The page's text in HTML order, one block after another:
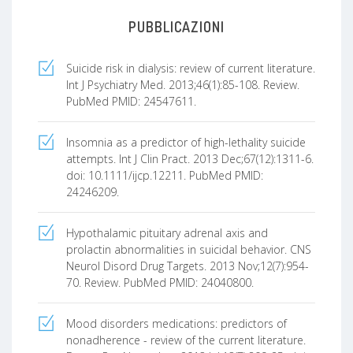
PUBBLICAZIONI
Suicide risk in dialysis: review of current literature.
Int J Psychiatry Med. 2013;46(1):85-108. Review.
PubMed PMID: 24547611.
Insomnia as a predictor of high-lethality suicide
attempts. Int J Clin Pract. 2013 Dec;67(12):1311-6.
doi: 10.1111/ijcp.12211. PubMed PMID:
24246209.
Hypothalamic pituitary adrenal axis and
prolactin abnormalities in suicidal behavior. CNS
Neurol Disord Drug Targets. 2013 Nov;12(7):954-
70. Review. PubMed PMID: 24040800.
Mood disorders medications: predictors of
nonadherence - review of the current literature.